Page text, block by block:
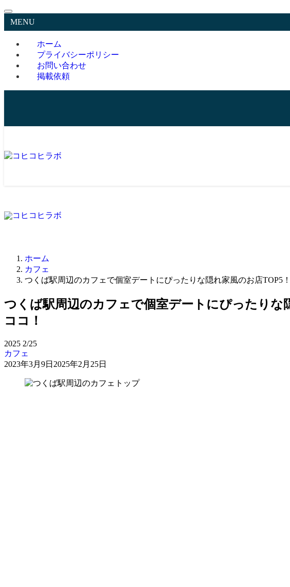
MENU
ホーム
プライバシーポリシー
お問い合わせ
掲載依頼
ホーム
カフェ
つくば駅周辺のカフェで個室デートにぴったりな隠れ家風のお店TOP5
つくば駅周辺のカフェで個室デートにぴったり
ココ！
2025 2/25
カフェ
2023年3月9日 2025年2月25日